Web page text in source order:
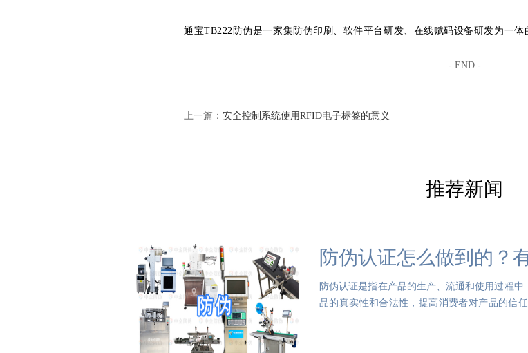
通宝TB222防伪是一家集防伪印刷、软件平台研发、在线赋码设备研发为一体
- END -
上一篇： 安全控制系统使用RFID电子标签的意义
推荐新闻
防伪认证怎么做到的？
防伪认证是指在产品的生产、流通和使用过程
品的真实性和合法性，提高消费者对产品的信